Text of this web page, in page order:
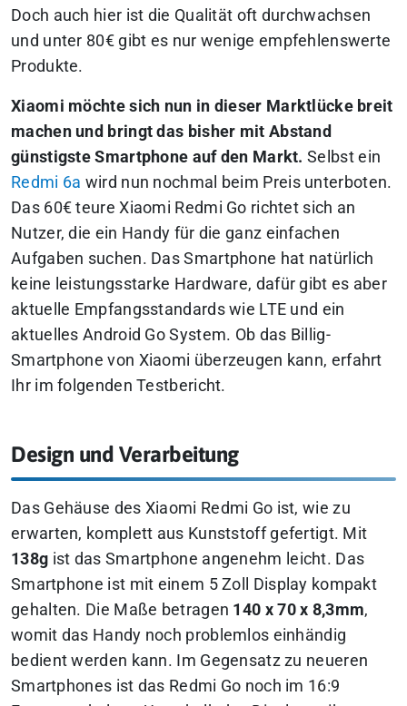
Doch auch hier ist die Qualität oft durchwachsen
und unter 80€ gibt es nur wenige empfehlenswerte
Produkte.
Xiaomi möchte sich nun in dieser Marktlücke breit
machen und bringt das bisher mit Abstand
günstigste Smartphone auf den Markt. Selbst ein
Redmi 6a wird nun nochmal beim Preis unterboten.
Das 60€ teure Xiaomi Redmi Go richtet sich an
Nutzer, die ein Handy für die ganz einfachen
Aufgaben suchen. Das Smartphone hat natürlich
keine leistungsstarke Hardware, dafür gibt es aber
aktuelle Empfangsstandards wie LTE und ein
aktuelles Android Go System. Ob das Billig-
Smartphone von Xiaomi überzeugen kann, erfahrt
Ihr im folgenden Testbericht.
Design und Verarbeitung
Das Gehäuse des Xiaomi Redmi Go ist, wie zu
erwarten, komplett aus Kunststoff gefertigt. Mit
138g ist das Smartphone angenehm leicht. Das
Smartphone ist mit einem 5 Zoll Display kompakt
gehalten. Die Maße betragen 140 x 70 x 8,3mm,
womit das Handy noch problemlos einhändig
bedient werden kann. Im Gegensatz zu neueren
Smartphones ist das Redmi Go noch im 16:9